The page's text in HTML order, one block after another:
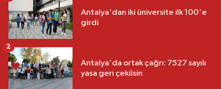
Antalya'dan iki üniversite ilk 100'e
girdi
Antalya'da ortak çağrı: 7527 sayılı
yasa geri çekilsin
2